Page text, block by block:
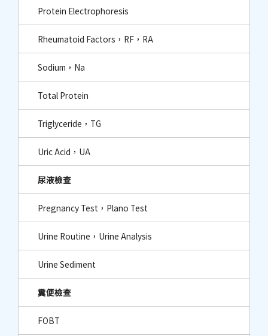
Protein Electrophoresis
Rheumatoid Factors，RF，RA
Sodium，Na
Total Protein
Triglyceride，TG
Uric Acid，UA
尿液檢查
Pregnancy Test，Plano Test
Urine Routine，Urine Analysis
Urine Sediment
糞便檢查
FOBT